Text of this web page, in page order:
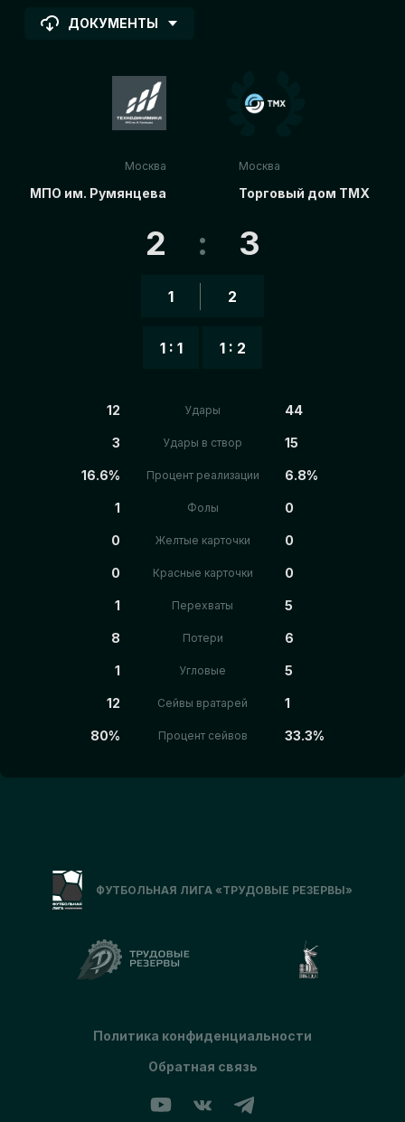
ДОКУМЕНТЫ
Москва
МПО им. Румянцева
2 : 3
1
1 : 1
2
1 : 2
Москва
Торговый дом ТМХ
12 Удары 44
3 Удары в створ 15
16.6% Процент реализации 6.8%
1 Фолы 0
0 Желтые карточки 0
0 Красные карточки 0
1 Перехваты 5
8 Потери 6
1 Угловые 5
12 Сейвы вратарей 1
80% Процент сейвов 33.3%
ФУТБОЛЬНАЯ ЛИГА «ТРУДОВЫЕ РЕЗЕРВЫ»
Политика конфиденциальности
Обратная связь